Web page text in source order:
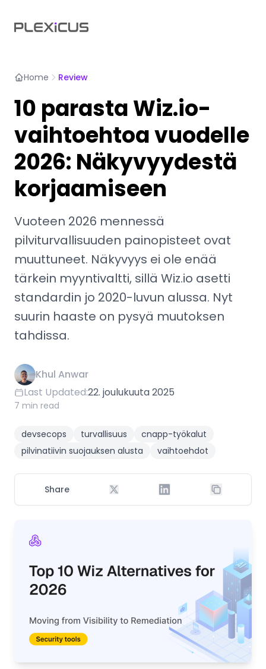
Home Review
10 parasta Wiz.io-
vaihtoehtoa vuodelle
2026: Näkyvyydestä
korjaamiseen
Vuoteen 2026 mennessä
pilviturvallisuuden painopisteet ovat
muuttuneet. Näkyvyys ei ole enää
tärkein myyntivaltti, sillä Wiz.io asetti
standardin jo 2020-luvun alussa. Nyt
suurin haaste on pysyä muutoksen
tahdissa.
Khul Anwar
Last Updated:22. joulukuuta 2025
7 min read
devsecops turvallisuus
cnapp-työkalut
pilvinatiivin suojauksen alusta
vaihtoehdot
Share